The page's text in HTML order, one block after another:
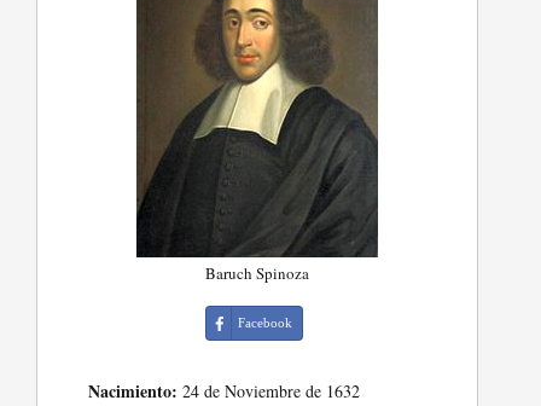
Baruch Spinoza
Facebook
Nacimiento: 24 de Noviembre de 1632